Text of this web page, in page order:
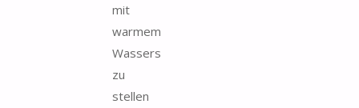
mit
warmem
Wassers
zu
stellen